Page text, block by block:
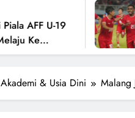
Malang
2 Tahun
Timnas
Hasil
Ke
Akademi & Usia Dini Malang